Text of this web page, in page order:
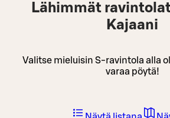
Lähimmät
Kajaani
Valitse mieluisin S-ravintola alla
varaa pöytä!